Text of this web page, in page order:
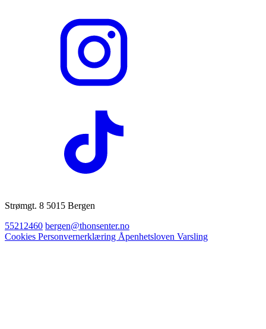
Strømgt. 8 5015 Bergen
55212460 bergen@thonsenter.no
Cookies Personvernerklæring Åpenhetsloven Varsling